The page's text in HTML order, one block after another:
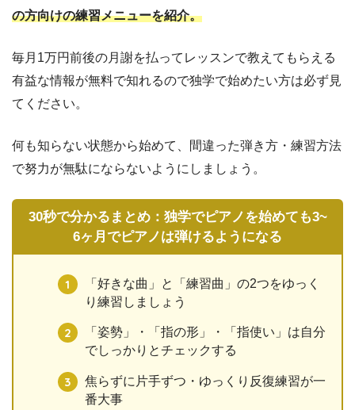
の方向けの練習メニューを紹介。
毎月1万円前後の月謝を払ってレッスンで教えてもらえる
有益な情報が無料で知れるので独学で始めたい方は必ず見
てください。
何も知らない状態から始めて、間違った弾き方・練習方法
で努力が無駄にならないようにしましょう。
30秒で分かるまとめ： 独学でピアノを始めても3~
6ヶ月でピアノは弾けるようになる
「好きな曲」と「練習曲」の2つをゆっく
り練習しましょう
「姿勢」・「指の形」・「指使い」は自分
でしっかりとチェックする
焦らずに片手ずつ・ゆっくり反復練習が一
番大事